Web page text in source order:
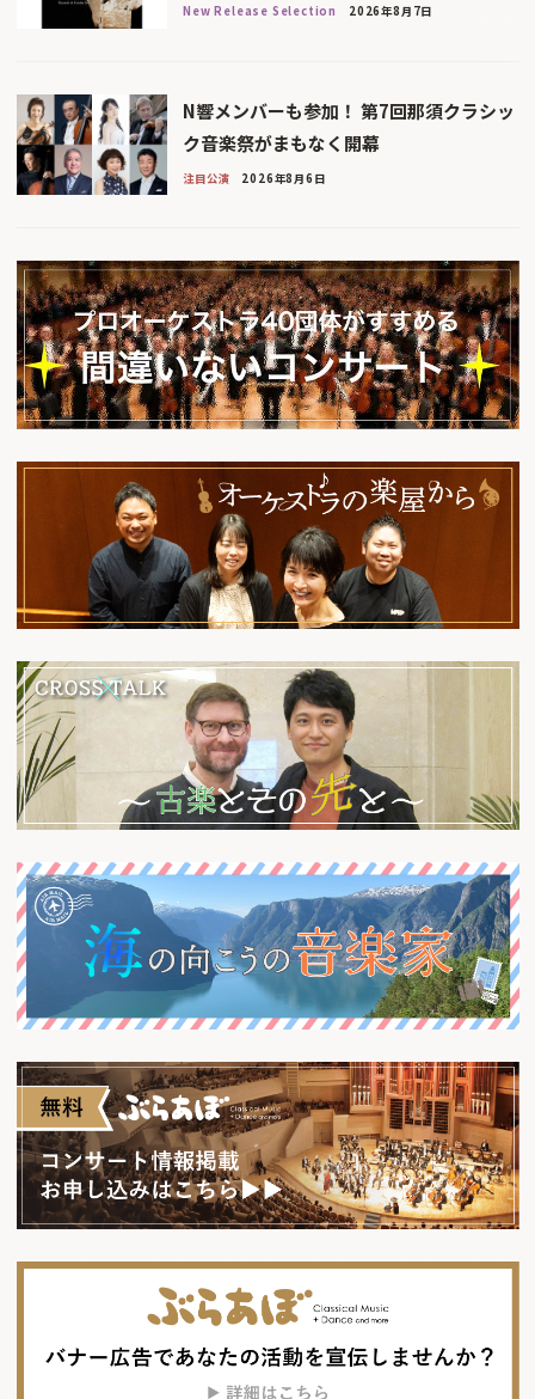
New Release Selection 2026年8月7日
N響メンバーも参加！ 第7回那須クラシッ
ク音楽祭がまもなく開幕
注目公演 2026年8月6日